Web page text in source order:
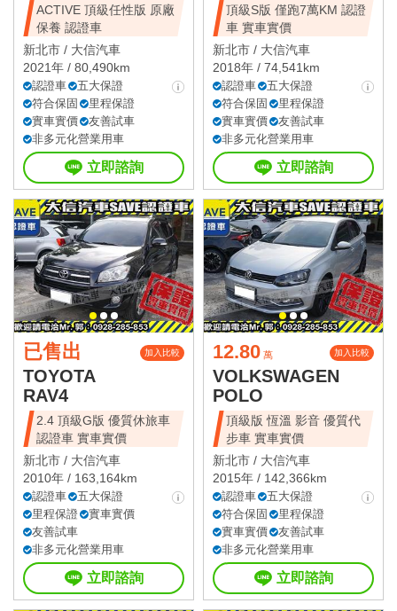
ACTIVE 頂級任性版 原廠
保養 認證車
新北市 / 大信汽車
2021年 / 80,490km
認證車
五大保證
符合保固
里程保證
實車實價
友善試車
非多元化營業用車
立即諮詢
頂級S版 僅跑7萬KM 認證
車 實車實價
新北市 / 大信汽車
2018年 / 74,541km
認證車
五大保證
符合保固
里程保證
實車實價
友善試車
非多元化營業用車
立即諮詢
已售出 加入比較
TOYOTA
RAV4
2.4 頂級G版 優質休旅車
認證車 實車實價
新北市 / 大信汽車
2010年 / 163,164km
認證車
五大保證
里程保證
實車實價
友善試車
非多元化營業用車
立即諮詢
12.80 萬 加入比較
VOLKSWAGEN
POLO
頂級版 恆溫 影音 優質代
步車 實車實價
新北市 / 大信汽車
2015年 / 142,366km
認證車
五大保證
符合保固
里程保證
實車實價
友善試車
非多元化營業用車
立即諮詢